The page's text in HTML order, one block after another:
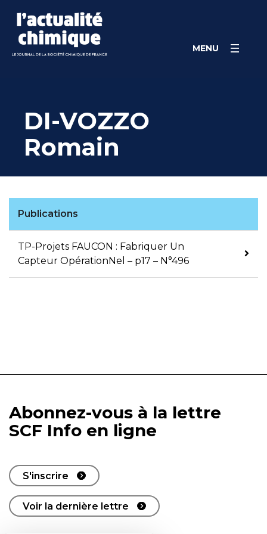
content
MENU
DI-VOZZO
Romain
Publications
TP-Projets FAUCON : Fabriquer Un
Capteur OpérationNel – p17 – N°496
Abonnez-vous à la lettre
SCF Info en ligne
S'inscrire
Voir la dernière lettre